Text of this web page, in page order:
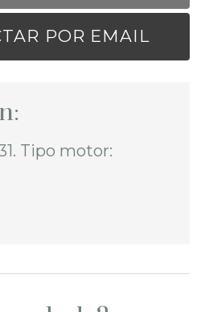
POR EMAIL
Tipo motor: